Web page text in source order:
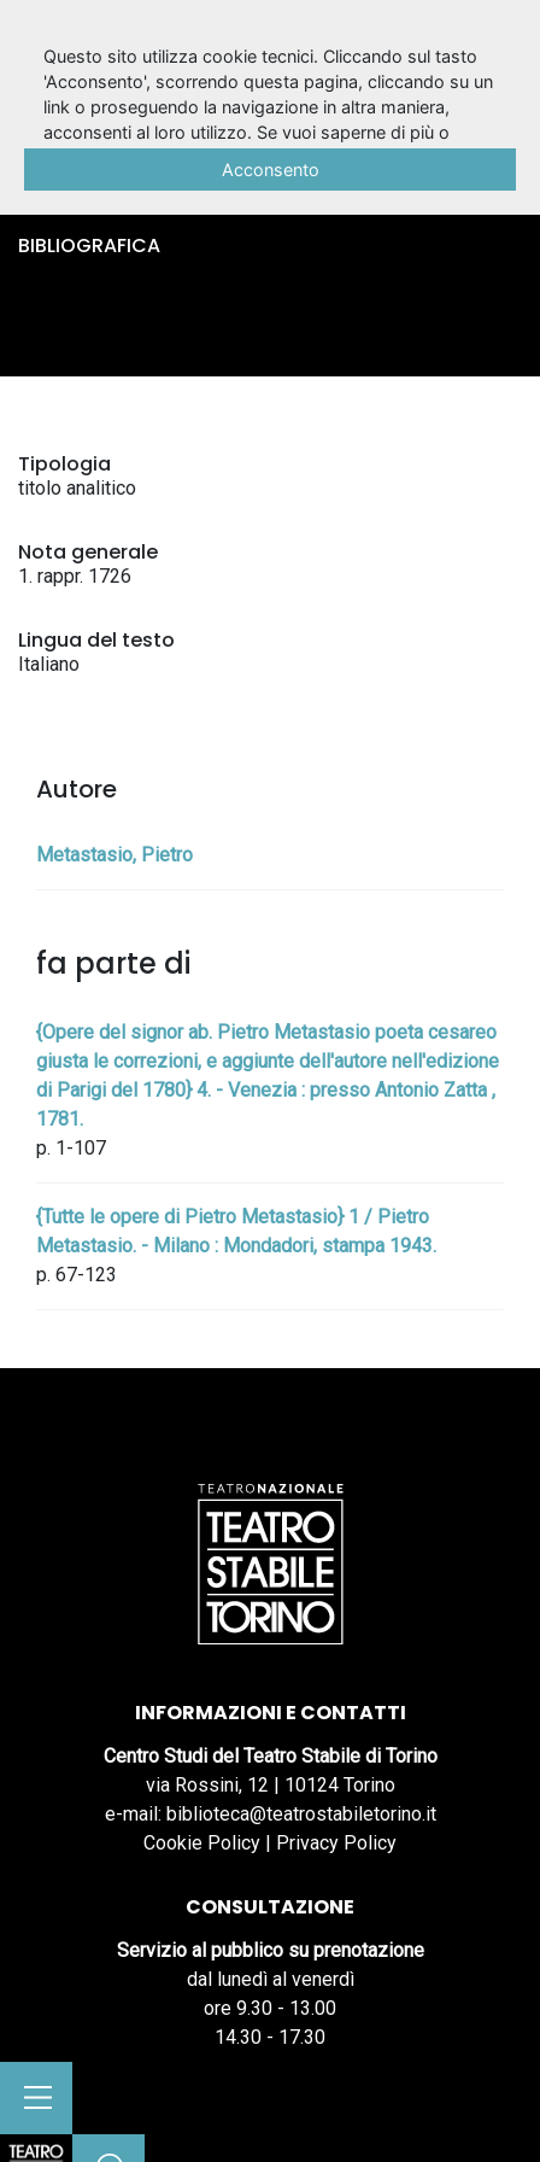
Siroe / Pietro
Metastasio
BIBLIOGRAFICA
Tipologia
titolo analitico
Nota generale
1. rappr. 1726
Lingua del testo
Italiano
Autore
Metastasio, Pietro
fa parte di
{Opere del signor ab. Pietro Metastasio poeta cesareo
giusta le correzioni, e aggiunte dell'autore nell'edizione
di Parigi del 1780} 4. - Venezia : presso Antonio Zatta ,
1781.
p. 1-107
{Tutte le opere di Pietro Metastasio} 1 / Pietro
Metastasio. - Milano : Mondadori, stampa 1943.
p. 67-123
INFORMAZIONI E CONTATTI
Centro Studi del Teatro Stabile di Torino
via Rossini, 12 | 10124 Torino
e-mail: biblioteca@teatrostabiletorino.it
Cookie Policy | Privacy Policy
CONSULTAZIONE
Servizio al pubblico su prenotazione
dal lunedì al venerdì
ore 9.30 - 13.00
14.30 - 17.30
Questo sito utilizza cookie tecnici. Cliccando sul tasto
'Acconsento', scorrendo questa pagina, cliccando su un
link o proseguendo la navigazione in altra maniera,
acconsenti al loro utilizzo. Se vuoi saperne di più o
Acconsento